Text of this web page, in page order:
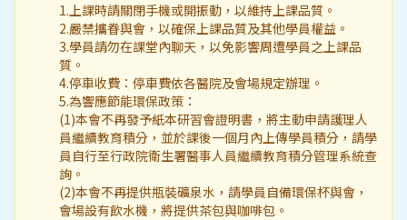
1.上課時請關閉手機或開振動，以維持上課品質。
2.嚴禁攜眷與會，以確保上課品質及其他學員權益。
3.學員請勿在課堂內聊天，以免影響周遭學員之上課品
質。
4.停車收費：停車費依各醫院及會場規定辦理。
5.為響應節能環保政策：
(1)本會不再發予紙本研習會證明書，將主動申請護理人
員繼續教育積分，並於課後一個月內上傳學員積分，請學
員自行至行政院衛生署醫事人員繼續教育積分管理系統查
詢。
(2)本會不再提供瓶裝礦泉水，請學員自備環保杯與會，
會場設有飲水機，將提供茶包與咖啡包。